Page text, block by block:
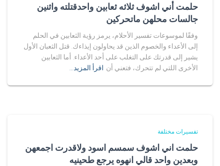
حلمت أني اشوف ثلاثه ثعابين واحدقتلته واثنين
جالسات محلهن ماتحركين
وفقًا لموسوعات تفسير الأحلام، يرمز رؤية الثعابين في الحلم
إلى الأعداء والخصوم الذين قد يحاولون إيذاءك. قتل الثعبان الأول
يشير إلى قدرتك على التغلب على أحد الأعداء. أما الثعابين
الأخرى اللتي لم تتحرك، فتعني أن اقرأ المزيد…
تفسيرات مختلفة
حلمت اني اشوف سمسم اسود ولاقدرت اجمعهن
وبعدين واحد قالي انهوه يرجع طحينيه